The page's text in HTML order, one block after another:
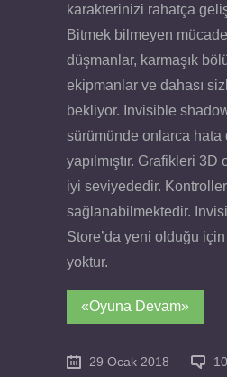
karakterinizi rahatça
Bitmek bilmeyen
düşmanlar, karmaşık
ekipmanlar ve dahası
bekliyor. Invisible
sürümünde onlarca hata
yapılmıştır. Grafikleri
iyi seviyededir.
sağlanabilmektedir.
Store’da yeni olduğu
yoktur.
«Oyuna Devam»
29 Ocak 2018